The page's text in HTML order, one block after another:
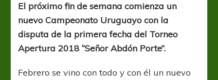
el
fútbol!
El próximo fin de semana comienza un
nuevo Campeonato Uruguayo con la
disputa de la primera fecha del Torneo
Apertura 2018 “Señor Abdón Porte”.
Febrero se vino con todo y con él un nuevo